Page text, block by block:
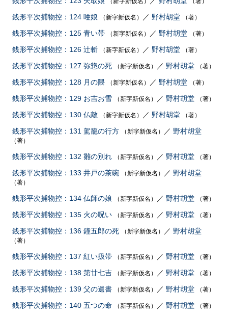
銭形平次捕物控：124 唖娘 （新字新仮名） ／ 野村胡堂 （著）
銭形平次捕物控：125 青い帯 （新字新仮名） ／ 野村胡堂 （著）
銭形平次捕物控：126 辻斬 （新字新仮名） ／ 野村胡堂 （著）
銭形平次捕物控：127 弥惣の死 （新字新仮名） ／ 野村胡堂 （著）
銭形平次捕物控：128 月の隈 （新字新仮名） ／ 野村胡堂 （著）
銭形平次捕物控：129 お吉お雪 （新字新仮名） ／ 野村胡堂 （著）
銭形平次捕物控：130 仏敵 （新字新仮名） ／ 野村胡堂 （著）
銭形平次捕物控：131 駕籠の行方 （新字新仮名） ／ 野村胡堂
（著）
銭形平次捕物控：132 雛の別れ （新字新仮名） ／ 野村胡堂 （著）
銭形平次捕物控：133 井戸の茶碗 （新字新仮名） ／ 野村胡堂
（著）
銭形平次捕物控：134 仏師の娘 （新字新仮名） ／ 野村胡堂 （著）
銭形平次捕物控：135 火の呪い （新字新仮名） ／ 野村胡堂 （著）
銭形平次捕物控：136 鐘五郎の死 （新字新仮名） ／ 野村胡堂
（著）
銭形平次捕物控：137 紅い扱帯 （新字新仮名） ／ 野村胡堂 （著）
銭形平次捕物控：138 第廿七吉 （新字新仮名） ／ 野村胡堂 （著）
銭形平次捕物控：139 父の遺書 （新字新仮名） ／ 野村胡堂 （著）
銭形平次捕物控：140 五つの命 （新字新仮名） ／ 野村胡堂 （著）